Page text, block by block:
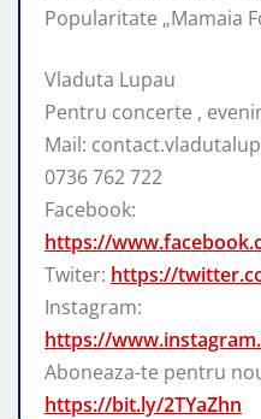
Popularitate „Mamaia
Vladuta Lupau
Pentru concerte ,
Mail:
0736 762 722
Facebook:
https://
Twiter: https://
Instagram:
https://
Aboneaza-te pentru
https://bit.ly/2TYaZhn